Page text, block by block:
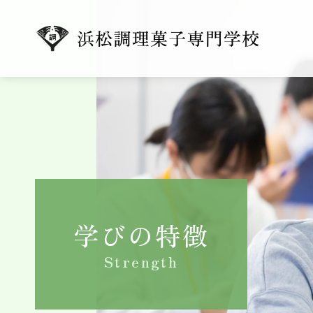
学びの特徴
Strength